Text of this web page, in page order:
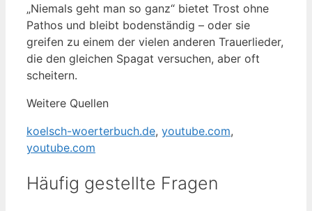
„Niemals geht man so ganz“ bietet Trost ohne
Pathos und bleibt bodenständig – oder sie
greifen zu einem der vielen anderen Trauerlieder,
die den gleichen Spagat versuchen, aber oft
scheitern.
Weitere Quellen
koelsch-woerterbuch.de, youtube.com,
youtube.com
Häufig gestellte Fragen